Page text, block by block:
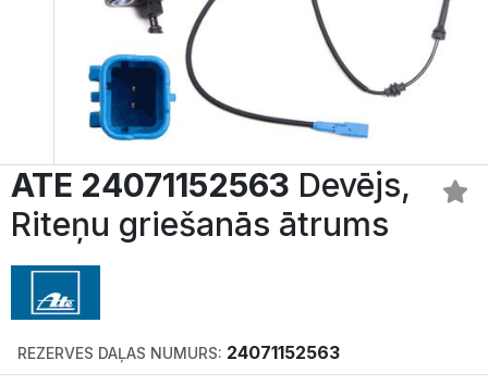
ATE 24071152563 Devējs,
Riteņu griešanās ātrums
REZERVES DAĻAS NUMURS: 24071152563